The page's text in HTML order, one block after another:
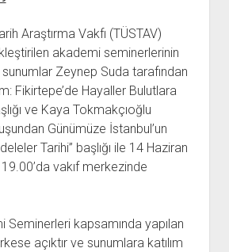
ARŞİV FONU
DOSYALARI ARŞİV FONU
İŞİTSEL ARŞİV FONU
YARARLANMA KOŞULLARI
HAREKETLER KİTAPLIĞI
HAREKETİ KİTAPLIĞI
HAREKETİ KİTAPLIĞI
HAREKETİ KİTAPLIĞI
HAREKETİ KİTAPLIĞI
HAREKETİ KİTAPLIĞI
KİTAPLIĞI
KIVILCIMLI KİTAPLIĞI
BAŞVURU FORMU
YARARLANMA FORMU
ABONE FORMU
aç
İLETİŞİM BİLGİLERİ
HESAPLARIMIZ
GÜNLERİMİZ
Araştırma Vakfı (TÜSTAV)
akademi seminerlerinin
Zeynep Suda tarafından
Fikirtepe’de Hayaller Bulutlara
ve Kaya Tokmakçıoğlu
Günümüze İstanbul’un
Tarihi” başlığı ile 14 Haziran
vakıf merkezinde
Seminerleri kapsamında yapılan
açıktır ve sunumlara katılım